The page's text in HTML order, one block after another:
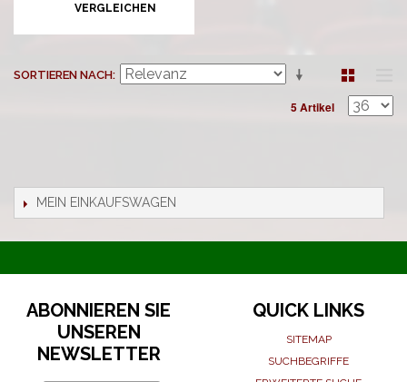
VERGLEICHEN
SORTIEREN NACH
5 Artikel
MEIN EINKAUFSWAGEN
ABONNIEREN SIE
UNSEREN
NEWSLETTER
QUICK LINKS
SITEMAP
SUCHBEGRIFFE